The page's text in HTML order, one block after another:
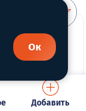
Добавить
Ок